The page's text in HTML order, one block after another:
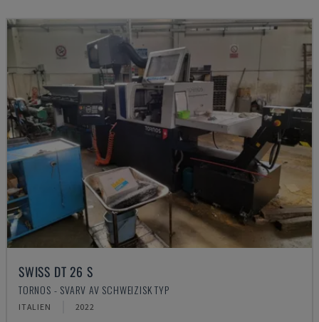
SWISS DT 26 S
TORNOS - SVARV AV SCHWEIZISK TYP
ITALIEN 2022